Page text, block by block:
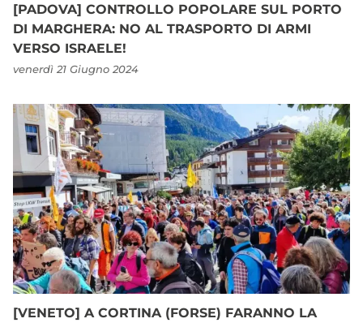
[PADOVA] CONTROLLO POPOLARE SUL PORTO
DI MARGHERA: NO AL TRASPORTO DI ARMI
VERSO ISRAELE!
venerdì 21 Giugno 2024
[VENETO] A CORTINA (FORSE) FARANNO LA